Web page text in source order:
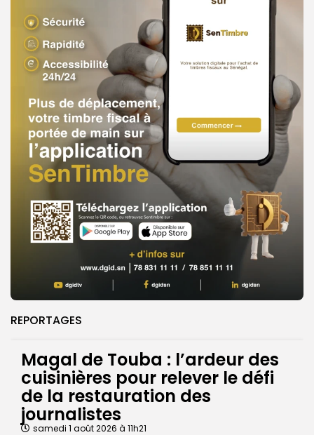
REPORTAGES
Magal de Touba : l’ardeur des
cuisinières pour relever le défi
de la restauration des
journalistes
samedi 1 août 2026 à 11h21